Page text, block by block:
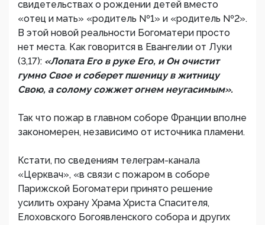
свидетельствах о рождении детей вместо
«отец и мать» «родитель №1» и «родитель №2».
В этой новой реальности Богоматери просто
нет места. Как говорится в Евангелии от Луки
(3,17): «Лопата Его в руке Его, и Он очистит
гумно Свое и соберет пшеницу в житницу
Свою, а солому сожжет огнем неугасимым».
Так что пожар в главном соборе Франции вполне
закономерен, независимо от источника пламени.
Кстати, по сведениям телеграм-канала
«Церквач», «в связи с пожаром в соборе
Парижской Богоматери принято решение
усилить охрану Храма Христа Спасителя,
Елоховского Богоявленского собора и других